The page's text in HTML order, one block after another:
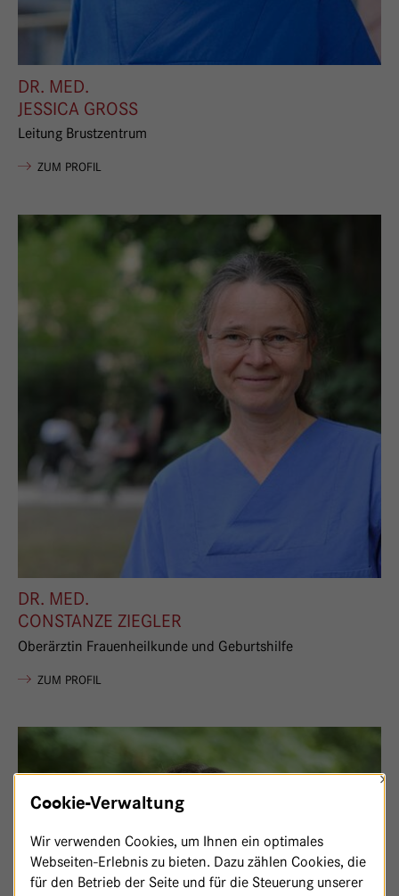
DR. MED.
JESSICA GROSS
Leitung Brustzentrum
ZUM PROFIL
DR. MED.
CONSTANZE ZIEGLER
Oberärztin Frauenheilkunde und Geburtshilfe
ZUM PROFIL
Cookie-Verwaltung
×
Wir verwenden Cookies, um Ihnen ein optimales
Webseiten-Erlebnis zu bieten. Dazu zählen Cookies, die
für den Betrieb der Seite und für die Steuerung unserer